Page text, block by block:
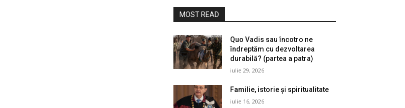
MOST READ
Quo Vadis sau încotro ne
îndreptăm cu dezvoltarea
durabilă? (partea a patra)
iulie 29, 2026
Familie, istorie și spiritualitate
iulie 16, 2026